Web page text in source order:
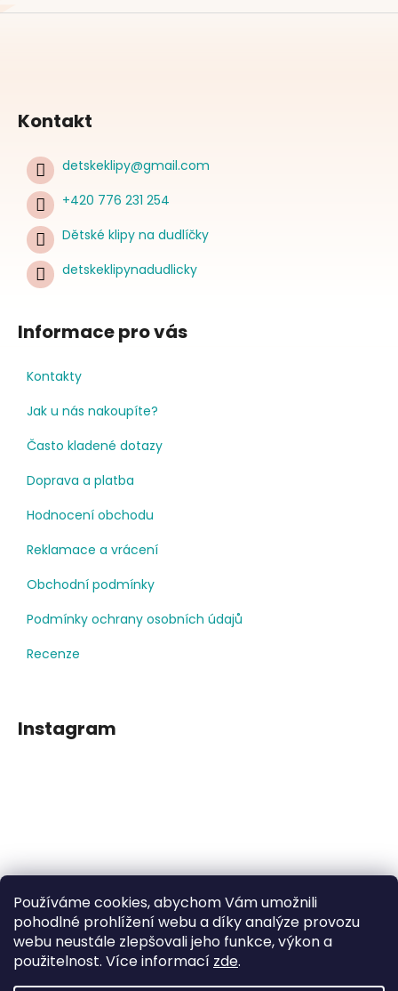
Používáme cookies, abychom Vám umožnili
pohodlné prohlížení webu a díky analýze provozu
webu neustále zlepšovali jeho funkce, výkon a
použitelnost. Více informací zde.
Kontakt
detskeklipy@gmail.com
+420 776 231 254
Dětské klipy na dudlíčky
detskeklipynadudlicky
Informace pro vás
Kontakty
Jak u nás nakoupíte?
Často kladené dotazy
Doprava a platba
Hodnocení obchodu
Reklamace a vrácení
Obchodní podmínky
Podmínky ochrany osobních údajů
Recenze
Instagram
Sledovat na Instagramu
Facebook